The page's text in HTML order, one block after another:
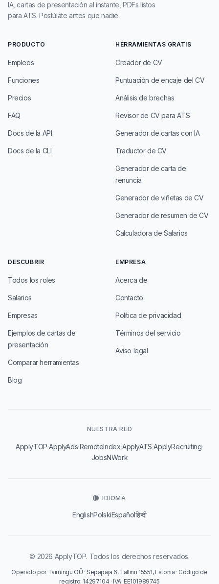
IA, cartas de presentación al instante, PDFs listos
para ATS. Postúlate antes que nadie.
PRODUCTO
Empleos
Funciones
Precios
FAQ
Docs de la API
Docs de la CLI
HERRAMIENTAS GRATIS
Creador de CV
Puntuación de encaje del CV
Análisis de brechas
Revisor de CV para ATS
Generador de cartas con IA
Traductor de CV
Generador de carta de
renuncia
Generador de viñetas de CV
Generador de resumen de CV
Calculadora de Salarios
DESCUBRIR
Todos los roles
Salarios
Empresas
Ejemplos de cartas de
presentación
Comparar herramientas
Blog
EMPRESA
Acerca de
Contacto
Política de privacidad
Términos del servicio
Aviso legal
NUESTRA RED
ApplyTOP·ApplyAds·RemoteIndex·ApplyATS·ApplyRecruiting·
JobsNWork
IDIOMA
EnglishPolskiEspañolहिन्दी
© 2026 ApplyTOP. Todos los derechos reservados.
Operado por Taimingu OÜ · Sepapaja 6, Tallinn 15551, Estonia · Código de
registro: 14297104 · IVA: EE101989745